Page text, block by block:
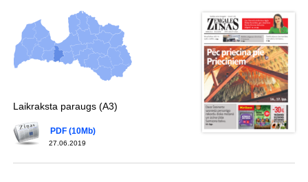
Laikraksta paraugs (A3)
27.06.2019
PDF (10Mb)